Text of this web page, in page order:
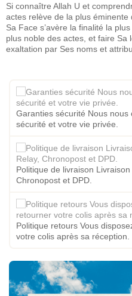
Si connaître Allah U et
actes relève de la plus
Sa Face s’avère la finalité la
plus noble des actes, et faire Sa
exaltation par Ses noms et
Garanties sécurité Nous
sécurité et votre vie privée.
Politique de livraison
Chronopost et DPD.
Politique retours Vous
votre colis après sa réception.